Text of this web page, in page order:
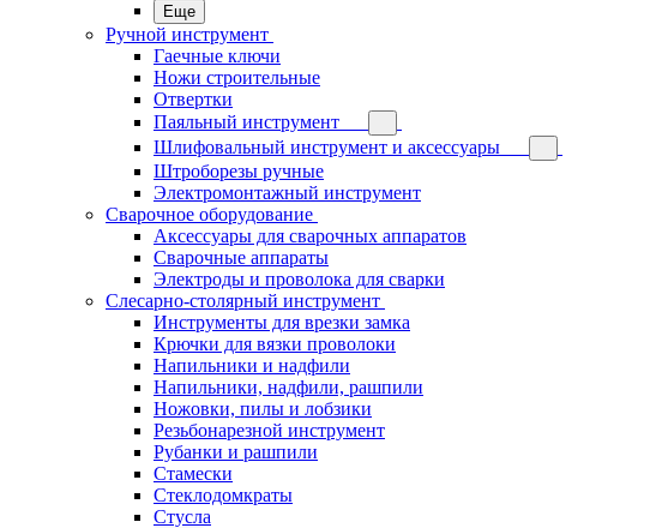
Еще
Ручной инструмент
Гаечные ключи
Ножи строительные
Отвертки
Паяльный инструмент
Шлифовальный инструмент и аксессуары
Штроборезы ручные
Электромонтажный инструмент
Сварочное оборудование
Аксессуары для сварочных аппаратов
Сварочные аппараты
Электроды и проволока для сварки
Слесарно-столярный инструмент
Инструменты для врезки замка
Крючки для вязки проволоки
Напильники и надфили
Напильники, надфили, рашпили
Ножовки, пилы и лобзики
Резьбонарезной инструмент
Рубанки и рашпили
Стамески
Стеклодомкраты
Стусла